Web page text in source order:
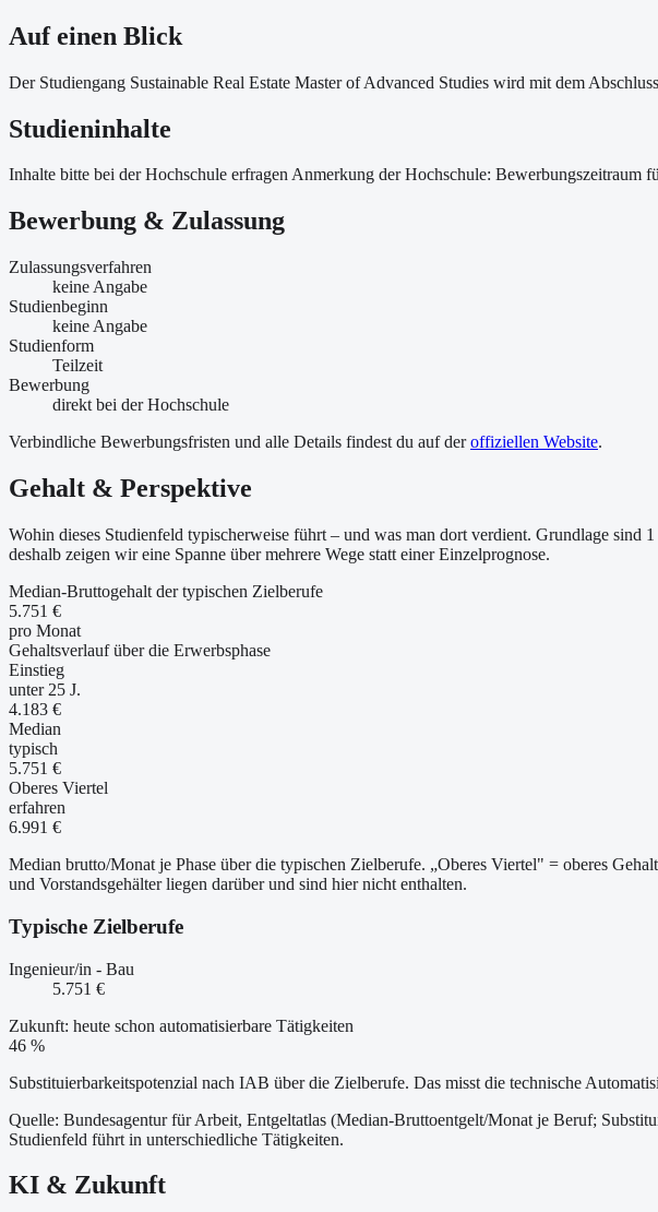
Auf einen Blick
Der Studiengang Sustainable Real Estate Master of Advanced Studies wird mit dem
Studieninhalte
Inhalte bitte bei der Hochschule erfragen Anmerkung der Hochschule: Bewerbungszeitraum
Bewerbung & Zulassung
Zulassungsverfahren
keine Angabe
Studienbeginn
keine Angabe
Studienform
Teilzeit
Bewerbung
direkt bei der Hochschule
Verbindliche Bewerbungsfristen und alle Details findest du auf der offiziellen Website.
Gehalt & Perspektive
Wohin dieses Studienfeld typischerweise führt – und was man dort verdient. Grundlage
deshalb zeigen wir eine Spanne über mehrere Wege statt einer Einzelprognose.
Median-Bruttogehalt der typischen Zielberufe
5.751 €
pro Monat
Gehaltsverlauf über die Erwerbsphase
Einstieg
unter 25 J.
4.183 €
Median
typisch
5.751 €
Oberes Viertel
erfahren
6.991 €
Median brutto/Monat je Phase über die typischen Zielberufe. „Oberes Viertel" = oberes
und Vorstandsgehälter liegen darüber und sind hier nicht enthalten.
Typische Zielberufe
Ingenieur/in - Bau
5.751 €
Zukunft: heute schon automatisierbare Tätigkeiten
46 %
Substituierbarkeitspotenzial nach IAB über die Zielberufe. Das misst die technische
Quelle: Bundesagentur für Arbeit, Entgeltatlas (Median-Bruttoentgelt/Monat je Beruf;
Studienfeld führt in unterschiedliche Tätigkeiten.
KI & Zukunft